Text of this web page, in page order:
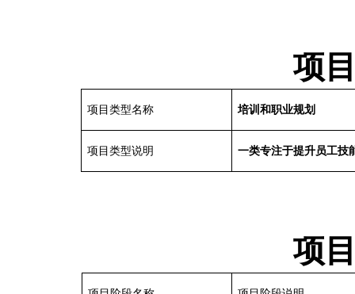
项
项目类型名称 培训和职业规划
项目类型说明 一类专注于提升员工技
项